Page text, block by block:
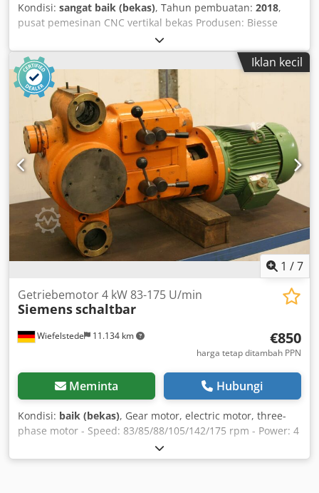
Kondisi: sangat baik (bekas), Tahun pembuatan: 2018,
pusat pemesinan CNC vertikal bekas Produsen: Biesse
Tipe: Skipper V31 Tahun Pembuatan: 2018 Dcsdpfxjzl Aqaj
Apvsk pemosisian otomatis chuck pemosisian awal dan
deteksi titik nol menggunakan sel foto meja kerja dengan
bantalan udara rol penekan dan perangkat penekan
vertikal opsional: perangkat pemuatan dan pembongkaran
area kerja X 200 – 3200 mm area kerja Y 70 – 900 mm area
kerja Z 10 – 00 mm unit kerja BH17 dengan: -Spindel
pengebor vertikal 10 buah -Spindel pengebor horizontal
pada sumbu X 4 buah -Spindel pengebor horizontal pada
sumbu Y 2 buah -Gergaji pemotong alur 120mm, bergerak
pada sumbu X -Spindel frais 4,5 kW; sistem penjepit benda
kerja Kontrol/Perangkat Lunak Biesse Works Pengiriman
hanya mencakup semua peralatan dan dudukan HSK yang
ditampilkan dalam gambar!
Iklan kecil
1 /7
Wiefelstede 11.134 km
Getriebemotor 4 kW 83-175 U/min
Siemensschaltbar
€850
harga tetap ditambah PPN
Meminta Hubungi
Kondisi: baik (bekas), Gear motor, electric motor, three-
phase motor - Speed: 83/85/88/105/142/175 rpm - Power: 4
kW Dcedpfxjb A Nfvo Apvok - Shaft diameter: Ø 50 mm,
machined down to 30 mm - Mounting: Ø 65 mm -